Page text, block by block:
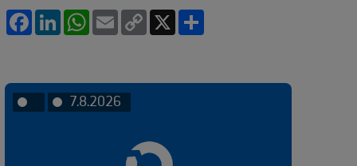
FacebookLinkedInWhatsApp
Email
Copy
7.8.2026